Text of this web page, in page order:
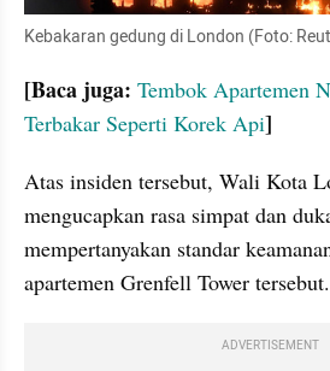
Kebakaran gedung di London (Foto:
[Baca juga: Tembok Apartemen
Terbakar Seperti Korek Api]
Atas insiden tersebut, Wali Kota
mengucapkan rasa simpat dan
mempertanyakan standar
apartemen Grenfell Tower tersebut.
ADVERTISEMENT